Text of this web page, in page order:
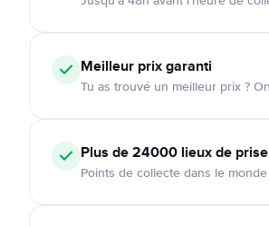
Meilleur prix garanti
Tu as trouvé un meilleur prix ?
Plus de 24000 lieux de
Points de collecte dans le